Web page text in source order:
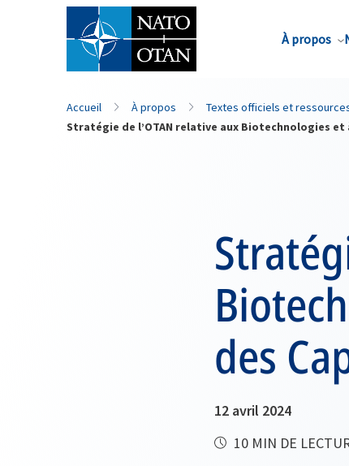
À propos
Nom de famille*
Accueil À propos Textes officiels et
Stratégie de l’OTAN relative aux Biotechnologies et
des
12 avril 2024
10 MIN DE